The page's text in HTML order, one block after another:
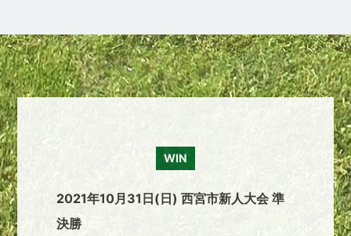
WIN
2021年10月31日(日) 西宮市新人大会 準
決勝